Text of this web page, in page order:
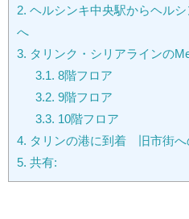
2. ヘルシンキ中央駅からヘルシ
へ
3. タリンク・シリアラインの
3.1. 8階フロア
3.2. 9階フロア
3.3. 10階フロア
4. タリンの港に到着 旧市街へ
5. 共有: